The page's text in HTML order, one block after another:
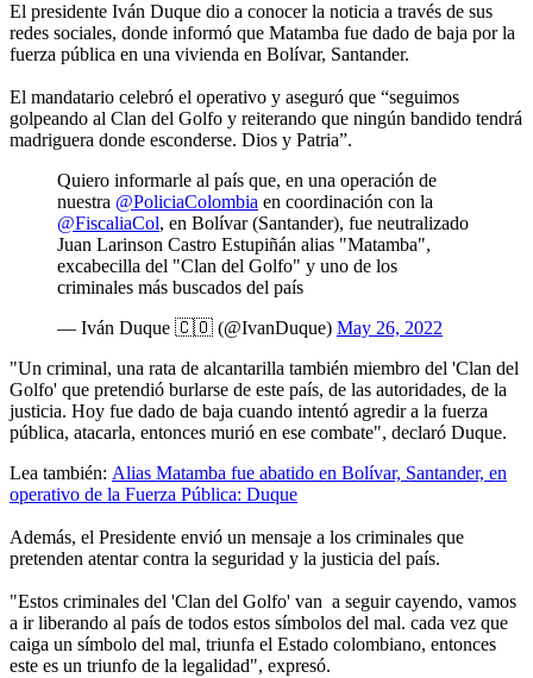
El presidente Iván Duque dio a conocer la noticia a través de sus
redes sociales, donde informó que Matamba fue dado de baja por la
fuerza pública en una vivienda en Bolívar, Santander.
El mandatario celebró el operativo y aseguró que “seguimos
golpeando al Clan del Golfo y reiterando que ningún bandido tendrá
madriguera donde esconderse. Dios y Patria”.
Quiero informarle al país que, en una operación de
nuestra @PoliciaColombia en coordinación con la
@FiscaliaCol, en Bolívar (Santander), fue neutralizado
Juan Larinson Castro Estupiñán alias "Matamba",
excabecilla del "Clan del Golfo" y uno de los
criminales más buscados del país
— Iván Duque 🇨🇴 (@IvanDuque) May 26, 2022
"Un criminal, una rata de alcantarilla también miembro del 'Clan del
Golfo' que pretendió burlarse de este país, de las autoridades, de la
justicia. Hoy fue dado de baja cuando intentó agredir a la fuerza
pública, atacarla, entonces murió en ese combate", declaró Duque.
Lea también: Alias Matamba fue abatido en Bolívar, Santander, en
operativo de la Fuerza Pública: Duque
Además, el Presidente envió un mensaje a los criminales que
pretenden atentar contra la seguridad y la justicia del país.
"Estos criminales del 'Clan del Golfo' van a seguir cayendo, vamos
a ir liberando al país de todos estos símbolos del mal. cada vez que
caiga un símbolo del mal, triunfa el Estado colombiano, entonces
este es un triunfo de la legalidad", expresó.